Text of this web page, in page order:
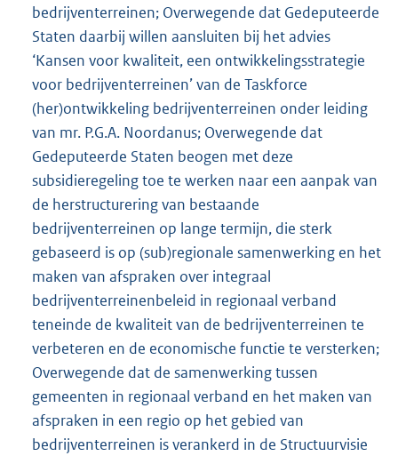
bedrijventerreinen; Overwegende dat Gedeputeerde
Staten daarbij willen aansluiten bij het advies
‘Kansen voor kwaliteit, een ontwikkelingsstrategie
voor bedrijventerreinen’ van de Taskforce
(her)ontwikkeling bedrijventerreinen onder leiding
van mr. P.G.A. Noordanus; Overwegende dat
Gedeputeerde Staten beogen met deze
subsidieregeling toe te werken naar een aanpak van
de herstructurering van bestaande
bedrijventerreinen op lange termijn, die sterk
gebaseerd is op (sub)regionale samenwerking en het
maken van afspraken over integraal
bedrijventerreinenbeleid in regionaal verband
teneinde de kwaliteit van de bedrijventerreinen te
verbeteren en de economische functie te versterken;
Overwegende dat de samenwerking tussen
gemeenten in regionaal verband en het maken van
afspraken in een regio op het gebied van
bedrijventerreinen is verankerd in de Structuurvisie